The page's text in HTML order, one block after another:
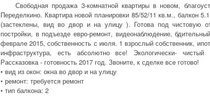
Свободная продажа 3-комнатной квартиры в новом,
Переделкино. Квартира новой планировки 85/52/11 кв.м., балкон
(застеклены, вид во двор и на улицу ). Готова под чистовую
постройки, в подъезде евро-ремонт, видеонаблюдение,
феврале 2015, собственность с июля. 1 взрослый собственник,
инфраструктура, есть абсолютно все! Экологически-
Рассказовка - готовность 2017 год. Звоните, к сделке все готово!
• вид из окон: окна во двор и на улицу
• ремонт: требуется ремонт
• тип балкона: 2